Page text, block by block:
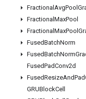
Fractional AvgPool
Fractional MaxPool
Fractional MaxPool
FusedBatchNorm
FusedBatchNorm
FusedPadConv2d
FusedResizeAndPad
GRUBlockCell